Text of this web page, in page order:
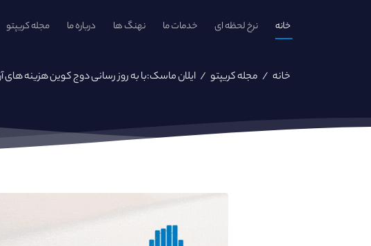
خانه نرخ لحظه ای خدمات ما نهنگ ها درباره ما مجله کریپتو
خانه / مجله کریپتو / ایلان ماسک:‌با به روز رسانی دوج کوین هزینه